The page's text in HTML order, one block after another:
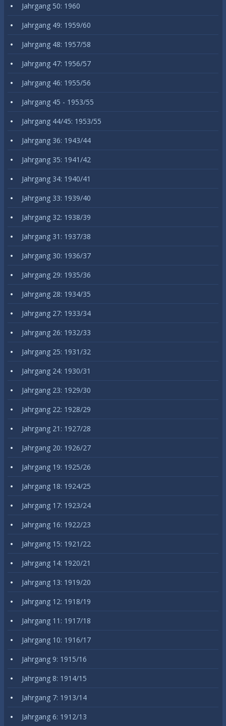
Jahrgang 50: 1960
Jahrgang 49: 1959/60
Jahrgang 48: 1957/58
Jahrgang 47: 1956/57
Jahrgang 46: 1955/56
Jahrgang 45 - 1953/55
Jahrgang 44/45: 1953/55
Jahrgang 36: 1943/44
Jahrgang 35: 1941/42
Jahrgang 34: 1940/41
Jahrgang 33: 1939/40
Jahrgang 32: 1938/39
Jahrgang 31: 1937/38
Jahrgang 30: 1936/37
Jahrgang 29: 1935/36
Jahrgang 28: 1934/35
Jahrgang 27: 1933/34
Jahrgang 26: 1932/33
Jahrgang 25: 1931/32
Jahrgang 24: 1930/31
Jahrgang 23: 1929/30
Jahrgang 22: 1928/29
Jahrgang 21: 1927/28
Jahrgang 20: 1926/27
Jahrgang 19: 1925/26
Jahrgang 18: 1924/25
Jahrgang 17: 1923/24
Jahrgang 16: 1922/23
Jahrgang 15: 1921/22
Jahrgang 14: 1920/21
Jahrgang 13: 1919/20
Jahrgang 12: 1918/19
Jahrgang 11: 1917/18
Jahrgang 10: 1916/17
Jahrgang 9: 1915/16
Jahrgang 8: 1914/15
Jahrgang 7: 1913/14
Jahrgang 6: 1912/13